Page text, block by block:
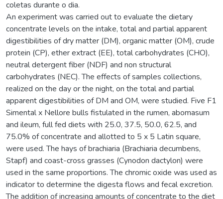
coletas durante o dia.
An experiment was carried out to evaluate the dietary
concentrate levels on the intake, total and partial apparent
digestibilities of dry matter (DM), organic matter (OM), crude
protein (CP), ether extract (EE), total carbohydrates (CHO),
neutral detergent fiber (NDF) and non structural
carbohydrates (NEC). The effects of samples collections,
realized on the day or the night, on the total and partial
apparent digestibilities of DM and OM, were studied. Five F1
Simental x Nellore bulls fistulated in the rumen, abomasum
and ileum, full fed diets with 25.0, 37.5, 50.0, 62.5, and
75.0% of concentrate and allotted to 5 x 5 Latin square,
were used. The hays of brachiaria (Brachiaria decumbens,
Stapf) and coast-cross grasses (Cynodon dactylon) were
used in the same proportions. The chromic oxide was used as
indicator to determine the digesta flows and fecal excretion.
The addition of increasing amounts of concentrate to the diet